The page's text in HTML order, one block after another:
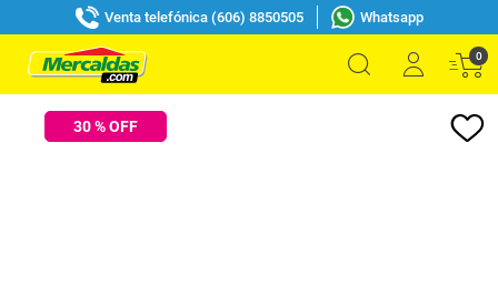
Venta telefónica (606) 8850505 Whatsapp
0
30% OFF